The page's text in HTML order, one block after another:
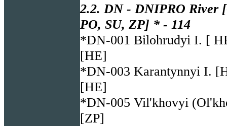
2.2. DN - DNIPRO River
PO, SU, ZP] * - 114
*DN-001 Bilohrudyi I. [
[HE]
*DN-003 Karantynnyi I.
[HE]
*DN-005 Vil'khovyi
[ZP]